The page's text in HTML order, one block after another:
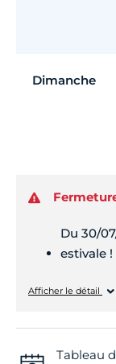
Dimanche
Du 30/
estivale !
Lundi
Afficher le détail
Tableau